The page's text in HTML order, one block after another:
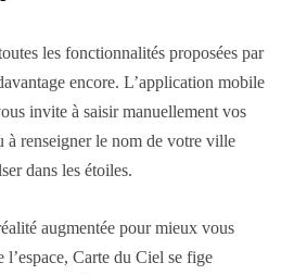
les fonctionnalités proposées par
encore. L’application mobile
invite à saisir manuellement vos
à renseigner le nom de votre ville
dans les étoiles.
augmentée pour mieux vous
Carte du Ciel se fige